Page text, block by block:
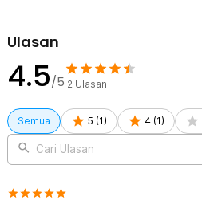
Ulasan
4.5/5 2 Ulasan
Semua 5 (1 ) 4 (1 )
Cari Ulasan